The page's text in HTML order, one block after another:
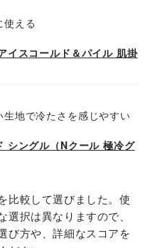
える
イスコールド＆パイル 肌掛
地で冷たさを感じやすい
シングル（Nクール 極冷グ
比較して選びました。使
択は異なりますので、
び方や、詳細なスコアを